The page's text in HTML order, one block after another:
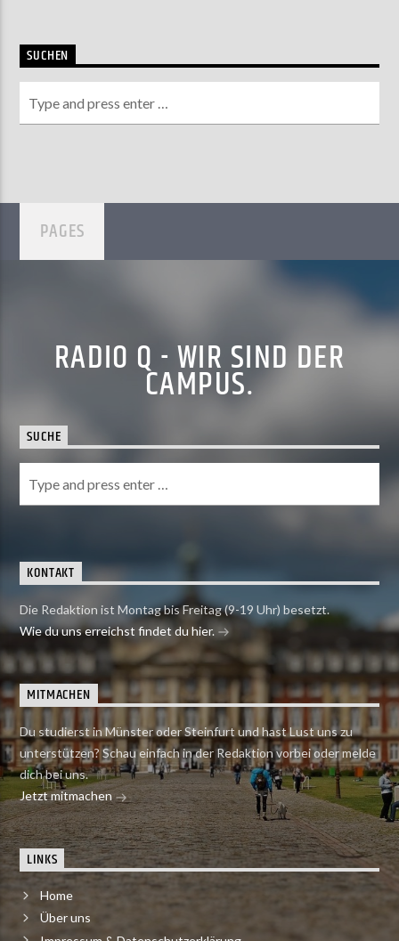
SUCHEN
PAGES
RADIO Q - WIR SIND DER
CAMPUS.
SUCHE
KONTAKT
Die Redaktion ist Montag bis Freitag (9-19 Uhr) besetzt.
Wie du uns erreichst findet du hier.
MITMACHEN
Du studierst in Münster oder Steinfurt und hast Lust uns zu
unterstützen? Schau einfach in der Redaktion vorbei oder melde
dich bei uns.
Jetzt mitmachen
LINKS
Home
Über uns